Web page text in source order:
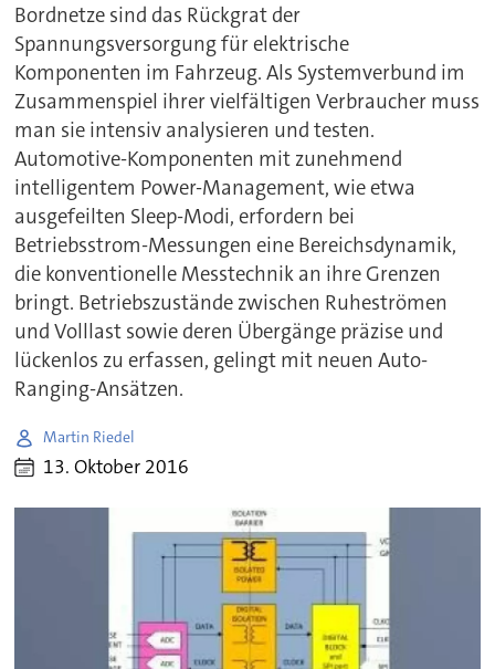
Bordnetze sind das Rückgrat der
Spannungsversorgung für elektrische
Komponenten im Fahrzeug. Als Systemverbund im
Zusammenspiel ihrer vielfältigen Verbraucher muss
man sie intensiv analysieren und testen.
Automotive-Komponenten mit zunehmend
intelligentem Power-Management, wie etwa
ausgefeilten Sleep-Modi, erfordern bei
Betriebsstrom-Messungen eine Bereichsdynamik,
die konventionelle Messtechnik an ihre Grenzen
bringt. Betriebszustände zwischen Ruheströmen
und Volllast sowie deren Übergänge präzise und
lückenlos zu erfassen, gelingt mit neuen Auto-
Ranging-Ansätzen.
Martin Riedel
13. Oktober 2016